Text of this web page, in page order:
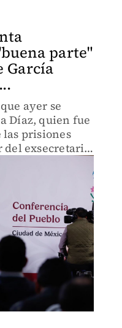
parte"
García
ayer se
Díaz, quien fue
prisiones
del exsecretario